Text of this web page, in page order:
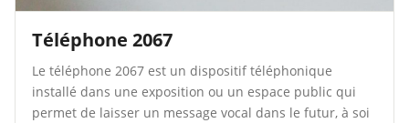
Téléphone 2067
Le téléphone 2067 est un dispositif téléphonique
installé dans une exposition ou un espace public qui
permet de laisser un message vocal dans le futur, à soi